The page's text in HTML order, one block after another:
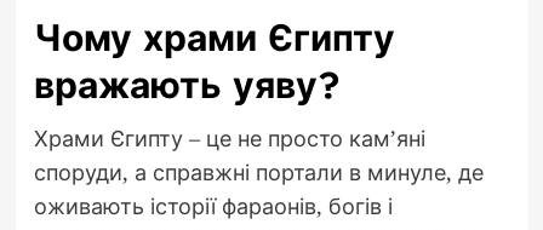
Чому храми Єгипту
вражають уяву?
Храми Єгипту – це не просто кам’яні
споруди, а справжні портали в минуле, де
оживають історії фараонів, богів і